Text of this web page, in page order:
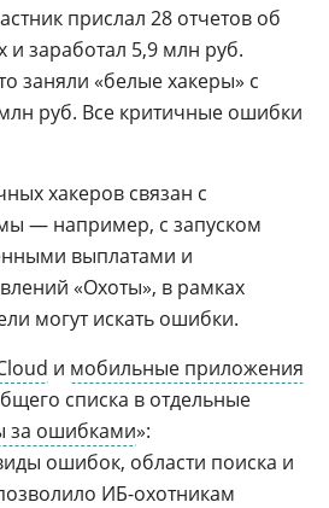
прислал 28 отчетов об
заработал 5,9 млн руб.
заняли «белые хакеры» с
руб. Все критичные ошибки
хакеров связан с
— например, с запуском
выплатами и
«Охоты», в рамках
могут искать ошибки.
и мобильные приложения
списка в отдельные
за ошибками»:
ошибок, области поиска и
ИБ-охотникам